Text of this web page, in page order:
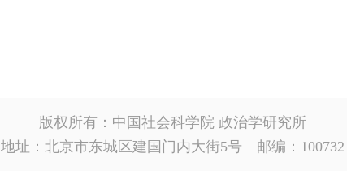
版权所有：中国社会科学院 政治学研究所
地址：北京市东城区建国门内大街5号 邮编：100732